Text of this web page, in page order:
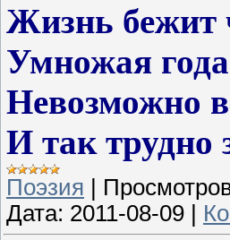
Жизнь бежит
Умножая
Невозможно
И так трудно
Поэзия
Дата: 2011-08-09